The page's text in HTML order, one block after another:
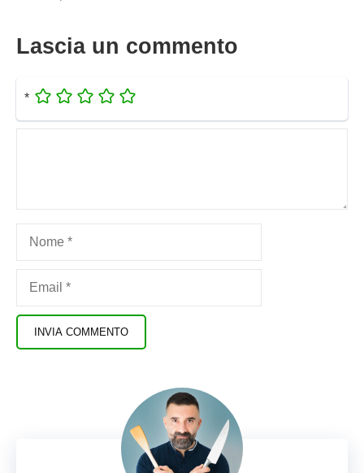
Lascia un commento
*